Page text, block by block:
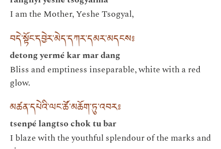
I am the Mother, Yeshe Tsogyal,
བདེ་སྟོང་དབྱེར་མེད་དཀར་དམར་མདངས༔
detong yermé kar mar dang
Bliss and emptiness inseparable, white with a red
glow.
མཚན་དཔེའི་ལང་ཚོ་མཆོག་ཏུ་འབར༔
tsenpé langtso chok tu bar
I blaze with the youthful splendour of the marks and